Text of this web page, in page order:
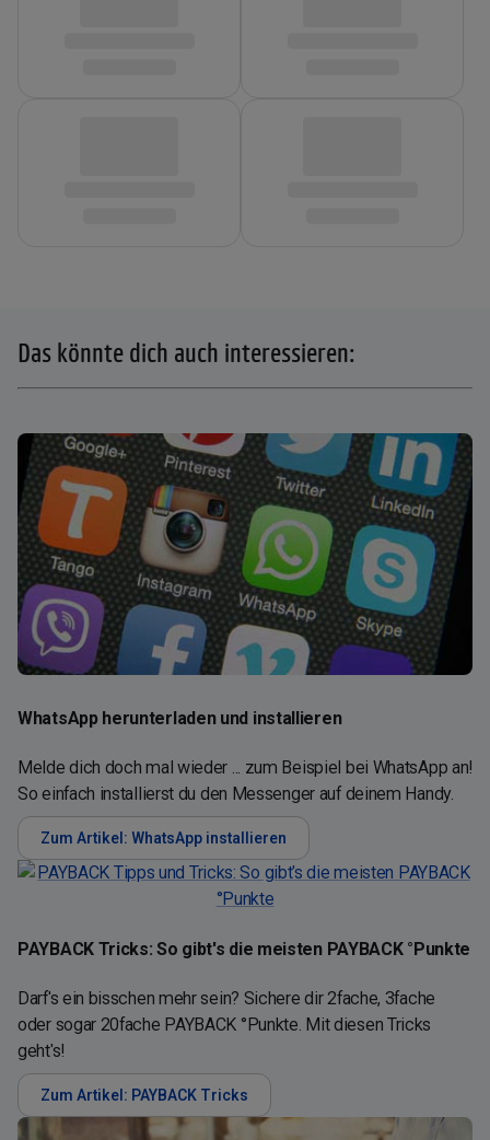
Das könnte dich auch interessieren:
WhatsApp herunterladen und installieren
Melde dich doch mal wieder ... zum Beispiel bei WhatsApp an!
So einfach installierst du den Messenger auf deinem Handy.
Zum Artikel: WhatsApp installieren
PAYBACK Tricks: So gibt's die meisten PAYBACK °Punkte
Darf's ein bisschen mehr sein? Sichere dir 2fache, 3fache
oder sogar 20fache PAYBACK °Punkte. Mit diesen Tricks
geht's!
Zum Artikel: PAYBACK Tricks